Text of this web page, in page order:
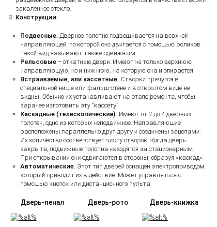
закаленное стекло.
Конструкции:
Подвесные. Дверное полотно подвешивается на верхней
направляющей, по которой оно двигается с помощью роликов.
Такой вид называют также сдвижным.
Рельсовые – откатные двери. Имеют не только верхнюю
направляющую, но и нижнюю, на которую она и опирается.
Встраиваемые, или кассетные. Створки прячутся в
специальной нише или фальш-стене и в открытом виде не
видны. Обычно их устанавливают на этапе ремонта, чтобы
заранее изготовить эту “кассету”.
Каскадные (телескопические). Имеют от 2 до 4 дверных
полотен, одно из которых неподвижное. Направляющие
расположены параллельно друг другу и соединены зацепами.
Их количество соответствует числу створок. Когда дверь
закрыта, подвижные полотна находятся за стационарным.
При открывании они сдвигаются в стороны, образуя «каскад».
Автоматические. Этот тип дверей оснащен электроприводом,
который приводит их в действие. Может управляться с
помощью кнопок или дистанционного пульта.
Дверь-пенал Дверь-рото Дверь-книжка